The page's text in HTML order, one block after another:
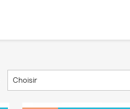
Choisir